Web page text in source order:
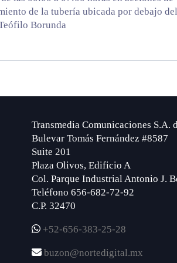
de la tubería ubicada por debajo del
Borunda
Transmedia Comunicaciones S.A.
Bulevar Tomás Fernández #8587
Suite 201
Plaza Olivos, Edificio A
Col. Parque Industrial Antonio J.
Teléfono 656-682-72-92
C.P. 32470
+52-656-383-25-28
buzon@nortedigital.mx